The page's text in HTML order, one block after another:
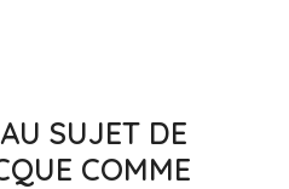
SUJET DE
COMME